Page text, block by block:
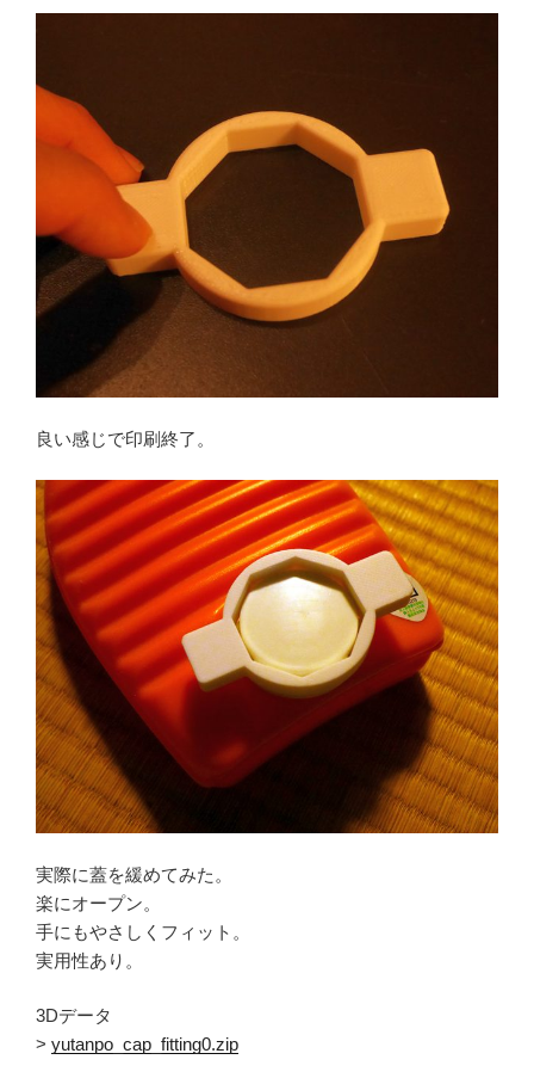
良い感じで印刷終了。
実際に蓋を緩めてみた。
楽にオープン。
手にもやさしくフィット。
実用性あり。
3Dデータ
> yutanpo_cap_fitting0.zip